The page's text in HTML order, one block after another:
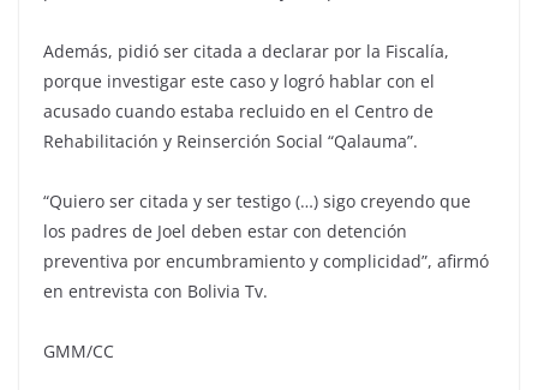
Además, pidió ser citada a declarar por la Fiscalía,
porque investigar este caso y logró hablar con el
acusado cuando estaba recluido en el Centro de
Rehabilitación y Reinserción Social “Qalauma”.
“Quiero ser citada y ser testigo (…) sigo creyendo que
los padres de Joel deben estar con detención
preventiva por encumbramiento y complicidad”, afirmó
en entrevista con Bolivia Tv.
GMM/CC